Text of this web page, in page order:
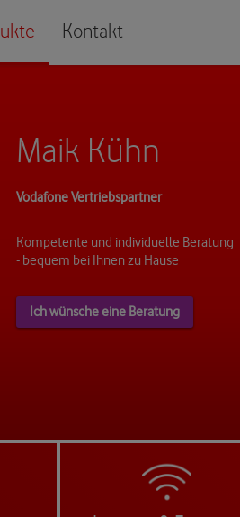
Kontakt
Maik Kühn
Vodafone Vertriebspartner
Kompetente und individuelle Beratung
- bequem bei Ihnen zu Hause
Ich wünsche eine Beratung